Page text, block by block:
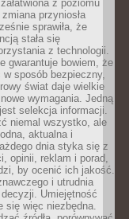
z poziomu
przyniosła
sprawiła, że
stała się
z technologii.
gwarantuje bowiem, że
sposób bezpieczny,
świat daje wielkie
wymagania. Jedną
selekcja informacji.
niemal wszystko, ale
aktualna i
dnia styka się z
opinii, reklam i porad,
by ocenić ich jakość.
i utrudnia
Umiejętność
się więc niezbędna.